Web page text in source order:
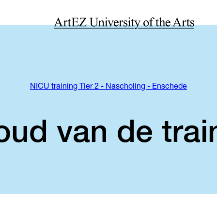
NICU training Tier 2 - Nascholing - Enschede
van de